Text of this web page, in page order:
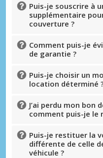
Puis-je souscrire à
supplémentaire
couverture ?
Comment puis-je
de garantie ?
Puis-je choisir un
location déterminé
J’ai perdu mon bon
comment puis-je le
Puis-je restituer la
différente de celle
véhicule ?